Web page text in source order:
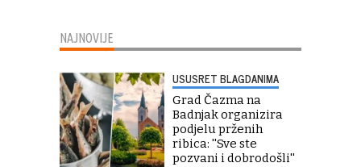
NAJNOVIJE
USUSRET BLAGDANIMA
Grad Čazma na
Badnjak organizira
podjelu prženih
ribica: ''Sve ste
pozvani i dobrodošli''